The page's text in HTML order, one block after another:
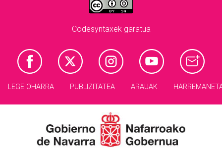
Codesyntaxek garatua
LEGE OHARRA PUBLIZITATEA ARAUAK